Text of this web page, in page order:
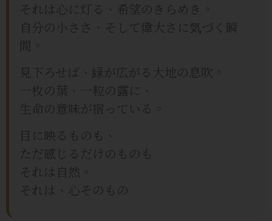
それは心に灯る、希望のきらめき。
自分の小ささ、そして偉大さに気づく瞬
間。
見下ろせば、緑が広がる大地の息吹。
一枚の葉、一粒の露に、
生命の意味が宿っている。
目に映るものも、
ただ感じるだけのものも――
それは自然。
それは、心そのもの